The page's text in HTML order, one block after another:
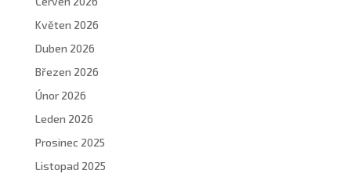
Květen 2026
Duben 2026
Březen 2026
Únor 2026
Leden 2026
Prosinec 2025
Listopad 2025